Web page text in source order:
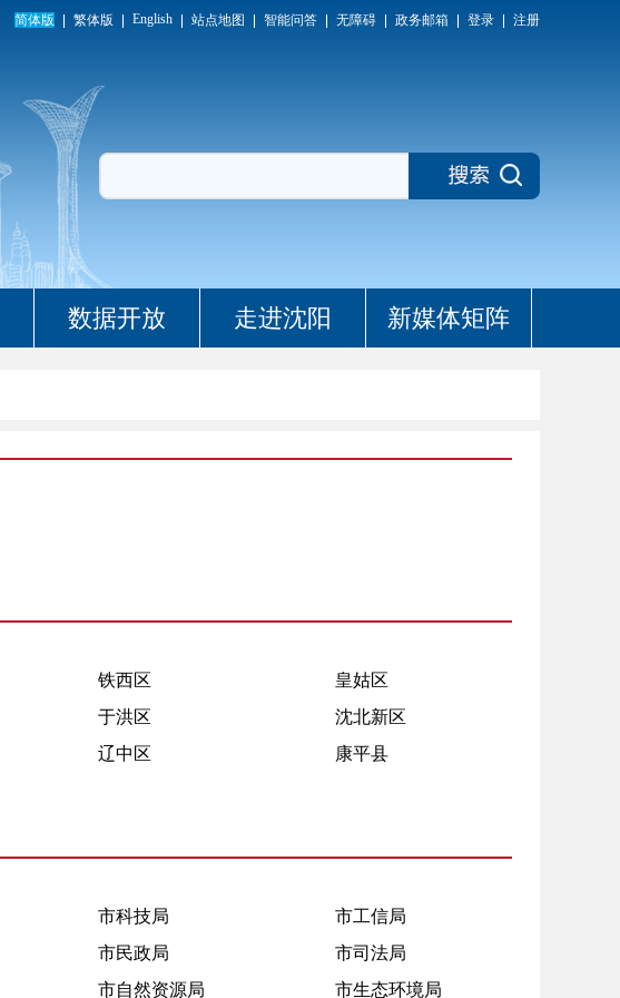
简体版 繁体版 English 站点地图 智能问答 无障碍 政务邮箱 登录 注册
数据开放 走进沈阳 新媒体矩阵
铁西区
皇姑区
于洪区
沈北新区
辽中区
康平县
市科技局
市工信局
市民政局
市司法局
市自然资源局 市生态环境局